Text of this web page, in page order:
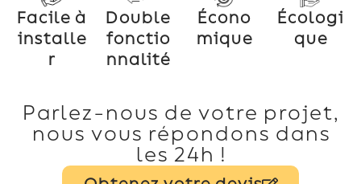
Facile à
installe
r
Double
fonctio
nnalité
Écono
mique
Écologi
que
Parlez-nous de votre projet,
nous vous répondons dans
les 24h !